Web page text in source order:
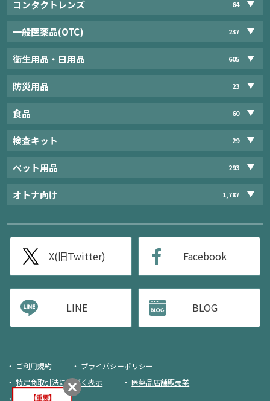
コンタクトレンズ 64
一般医薬品(OTC) 237
衛生用品・日用品 605
防災用品 23
食品 60
検査キット 29
ペット用品 293
オトナ向け 1,787
X(旧Twitter) Facebook
LINE BLOG
ご利用規約
プライバシーポリシー
特定商取引法に基づく表示
医薬品店舗販売業
荷物追跡